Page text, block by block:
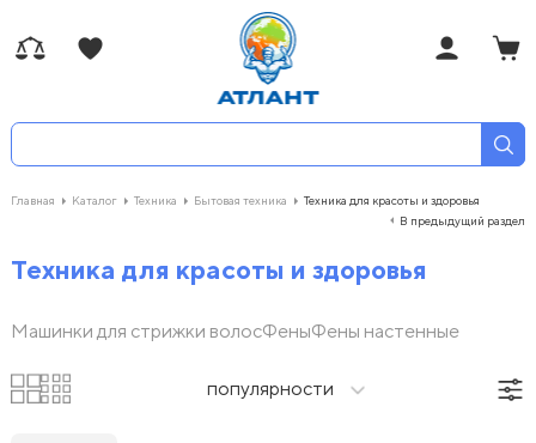
Главная Каталог Техника Бытовая техника
Техника для красоты и здоровья
В предыдущий раздел
Техника для красоты и здоровья
Машинки для стрижки волосФеныФены настенные
популярности